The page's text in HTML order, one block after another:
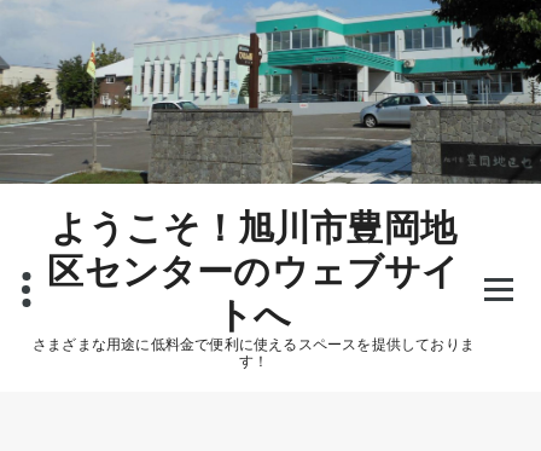
テ
ン
ツ
へ
キ
ようこそ！旭川市豊岡地
区センターのウェブサイ
トへ
さまざまな用途に低料金で便利に使えるスペースを提供しておりま
す！